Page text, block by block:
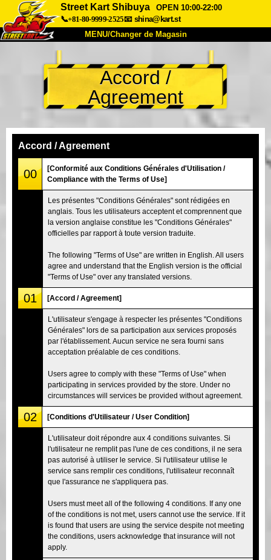
Street Kart Shibuya
OPEN 10:00-22:00
📞+81-80-9999-2525📧 shina@kart.st
MENU/Changer de Magasin
À Propos Caractéristiques Tarifs
Accès Avis FAQ
Réservation
Changer de Magasin
Tokyo Shinagawa
Tokyo Akihabara#2
Tokyo Shibuya Annexe Baie de Tokyo
Tokyo Asakusa Osaka
Accord /
Agreement
Accord / Agreement
00
[Conformité aux Conditions Générales d'Utilisation /
Compliance with the Terms of Use]
Les présentes "Conditions Générales" sont rédigées en
anglais. Tous les utilisateurs acceptent et comprennent que
la version anglaise constitue les "Conditions Générales"
officielles par rapport à toute version traduite.
The following "Terms of Use" are written in English. All users
agree and understand that the English version is the official
"Terms of Use" over any translated versions.
01 [Accord / Agreement]
L'utilisateur s'engage à respecter les présentes "Conditions
Générales" lors de sa participation aux services proposés
par l'établissement. Aucun service ne sera fourni sans
acceptation préalable de ces conditions.
Users agree to comply with these "Terms of Use" when
participating in services provided by the store. Under no
circumstances will services be provided without agreement.
02 [Conditions d'Utilisateur / User Condition]
L'utilisateur doit répondre aux 4 conditions suivantes. Si
l'utilisateur ne remplit pas l'une de ces conditions, il ne sera
pas autorisé à utiliser le service. Si l'utilisateur utilise le
service sans remplir ces conditions, l'utilisateur reconnaît
que l'assurance ne s'appliquera pas.
Users must meet all of the following 4 conditions. If any one
of the conditions is not met, users cannot use the service. If it
is found that users are using the service despite not meeting
the conditions, users acknowledge that insurance will not
apply.